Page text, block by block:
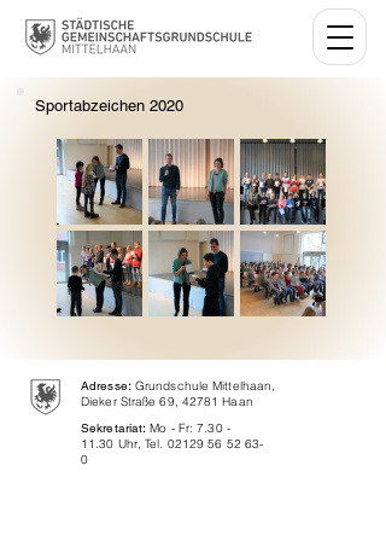
Sportabzeichen 2020
Adresse: Grundschule Mittelhaan,
Dieker Straße 69, 42781 Haan
Sekretariat:Mo - Fr:7.30 -
11.30 Uhr, Tel. 02129 56 52 63-
0